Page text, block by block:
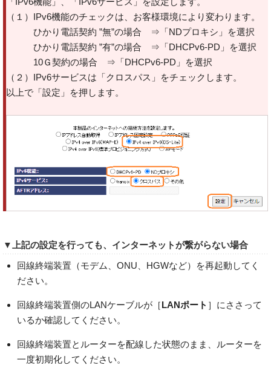
（１）IPv6機能のチェックは、お客様環境により変わります。
ひかり電話契約 ”無”の場合 ⇒「NDプロキシ」を選択
ひかり電話契約 ”有”の場合 ⇒「DHCPv6-PD」を選択
10Ｇ契約の場合 ⇒「DHCPv6-PD」を選択
（２）IPv6サービスは「クロスパス」をチェックします。
以上で「設定」を押します。
▼上記の設定を行っても、インターネットが繋がらない場合
回線終端装置（モデム、ONU、HGWなど）を再起動してく
ださい。
回線終端装置側のLANケーブルが［LANポート ］にささって
いるか確認してください。
回線終端装置とルーターを配線した状態のまま、ルーターを
一度初期化してください。